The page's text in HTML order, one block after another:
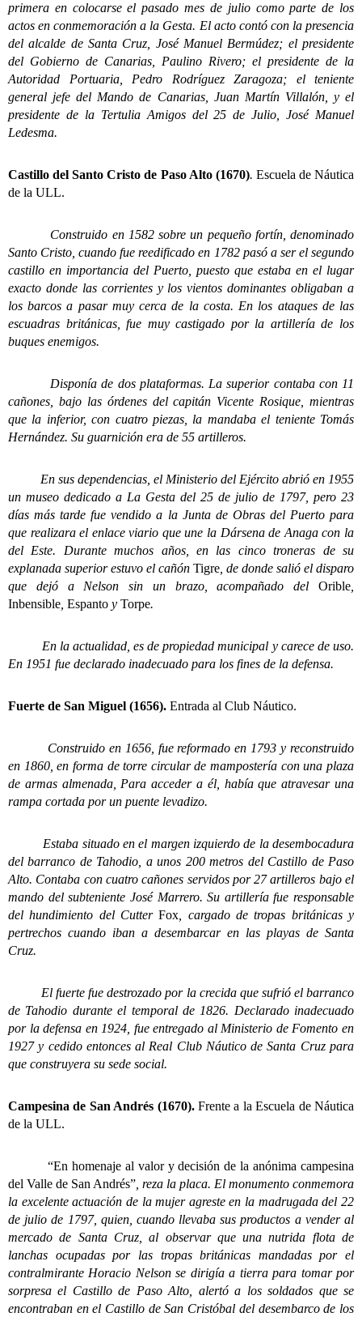
primera en colocarse el pasado mes de julio como parte de los
actos en conmemoración a la Gesta. El acto contó con la presencia
del alcalde de Santa Cruz, José Manuel Bermúdez; el presidente
del Gobierno de Canarias, Paulino Rivero; el presidente de la
Autoridad Portuaria, Pedro Rodríguez Zaragoza; el teniente
general jefe del Mando de Canarias, Juan Martín Villalón, y el
presidente de la Tertulia Amigos del 25 de Julio, José Manuel
Ledesma.
Castillo del Santo Cristo de Paso Alto (1670). Escuela de Náutica
de la ULL.
Construido en 1582 sobre un pequeño fortín, denominado
Santo Cristo, cuando fue reedificado en 1782 pasó a ser el segundo
castillo en importancia del Puerto, puesto que estaba en el lugar
exacto donde las corrientes y los vientos dominantes obligaban a
los barcos a pasar muy cerca de la costa. En los ataques de las
escuadras británicas, fue muy castigado por la artillería de los
buques enemigos.
Disponía de dos plataformas. La superior contaba con 11
cañones, bajo las órdenes del capitán Vicente Rosique, mientras
que la inferior, con cuatro piezas, la mandaba el teniente Tomás
Hernández. Su guarnición era de 55 artilleros.
En sus dependencias, el Ministerio del Ejército abrió en 1955
un museo dedicado a La Gesta del 25 de julio de 1797, pero 23
días más tarde fue vendido a la Junta de Obras del Puerto para
que realizara el enlace viario que une la Dársena de Anaga con la
del Este. Durante muchos años, en las cinco troneras de su
explanada superior estuvo el cañón Tigre , de donde salió el disparo
que dejó a Nelson sin un brazo, acompañado del Orible
Inbensible Espanto y Torpe.
En la actualidad, es de propiedad municipal y carece de uso.
En 1951 fue declarado inadecuado para los fines de la defensa.
Fuerte de San Miguel (1656). Entrada al Club Náutico.
Construido en 1656, fue reformado en 1793 y reconstruido
en 1860, en forma de torre circular de mampostería con una plaza
de armas almenada, Para acceder a él, había que atravesar una
rampa cortada por un puente levadizo.
Estaba situado en el margen izquierdo de la desembocadura
del barranco de Tahodio, a unos 200 metros del Castillo de Paso
Alto. Contaba con cuatro cañones servidos por 27 artilleros bajo el
mando del subteniente José Marrero. Su artillería fue responsable
del hundimiento del CutterFox , cargado de tropas británicas y
pertrechos cuando iban a desembarcar en las playas de Santa
Cruz.
El fuerte fue destrozado por la crecida que sufrió el barranco
de Tahodio durante el temporal de 1826. Declarado inadecuado
por la defensa en 1924, fue entregado al Ministerio de Fomento en
1927 y cedido entonces al Real Club Náutico de Santa Cruz para
que construyera su sede social.
Campesina de San Andrés (1670).Frente a la Escuela de Náutica
de la ULL.
“En homenaje al valor y decisión de la anónima campesina
del Valle de San Andrés” , reza la placa. El monumento conmemora
la excelente actuación de la mujer agreste en la madrugada del 22
de julio de 1797, quien, cuando llevaba sus productos a vender al
mercado de Santa Cruz, al observar que una nutrida flota de
lanchas ocupadas por las tropas británicas mandadas por el
contralmirante Horacio Nelson se dirigía a tierra para tomar por
sorpresa el Castillo de Paso Alto, alertó a los soldados que se
encontraban en el Castillo de San Cristóbal del desembarco de los